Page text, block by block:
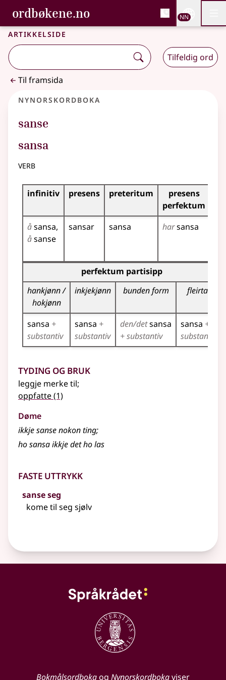
Gå til hovudinnhald
Tilgjenge
ordbøkene.no, Bokmålsordboka og
Bokmålsordboka og Nynorskordboka
NN
Artikkelside
Tilfeldig ord
Til framsida
Nynorskordboka
sanse
sansa
verb
Bøyningstabell for dette verbet
infinitiv presens preteritum
presens
perfektum
åsansa
åsanse
sansar sansa harsansa
Bøyningstabell for dette verbet (partisippformer)
perfektum partisipp
hankjønn /
hokjønn
inkjekjønn bunden form fleirtal
sansa +
substantiv
sansa +
substantiv
den/detsansa
+ substantiv
sansa +
substantiv
Tyding og bruk
leggje merke til;
oppfatte(1)
Døme
ikkje sanse nokon ting;
ho sansa ikkje det ho las
Faste uttrykk
sanse seg
kome til seg sjølv
Bokmålsordbokaog Nynorskordbokaviser